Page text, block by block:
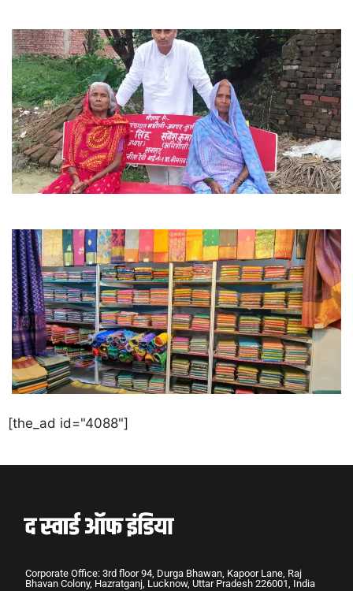
[the_ad id="4088"]
Corporate Office: 3rd floor 94, Durga Bhawan, Kapoor Lane, Raj
Bhavan Colony, Hazratganj, Lucknow, Uttar Pradesh 226001, India